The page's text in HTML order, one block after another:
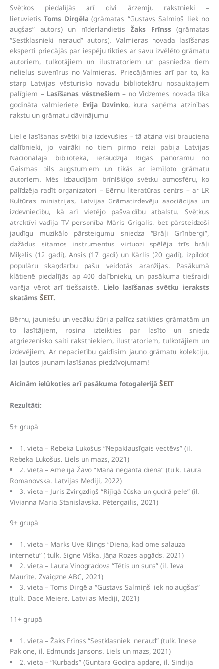
Svētkos piedalījās arī divi ārzemju rakstnieki –
lietuvietisToms Dirgēla(grāmatas “Gustavs Salmiņš liek no
augšas” autors) un nīderlandietis Žaks Frīnss (grāmatas
“Sestklasnieki neraud” autors). Valmieras novada lasīšanas
eksperti priecājās par iespēju tikties ar savu izvēlēto grāmatu
autoriem, tulkotājiem un ilustratoriem un pasniedza tiem
nelielus suvenīrus no Valmieras. Priecājāmies arī par to, ka
starp Latvijas vēsturisko novadu bibliotekāru nosauktajiem
palīgiem – Lasīšanas vēstnešiem– no Vidzemes novada tika
godināta valmieriete Evija Dzvinko, kura saņēma atzinības
rakstu un grāmatu dāvinājumu.
Lielie lasīšanas svētki bija izdevušies – tā atzina visi brauciena
dalībnieki, jo vairāki no tiem pirmo reizi pabija Latvijas
Nacionālajā bibliotēkā, ieraudzīja Rīgas panorāmu no
Gaismas pils augstumiem un tikās ar iemīļoto grāmatu
autoriem. Mēs izbaudījām brīnišķīgo svētku atmosfēru, ko
palīdzēja radīt organizatori – Bērnu literatūras centrs – ar LR
Kultūras ministrijas, Latvijas Grāmatizdevēju asociācijas un
izdevniecību, kā arī vietējo pašvaldību atbalstu. Svētkus
atraktīvi vadīja TV personība Māris Grigalis, bet pārsteidzoši
jaudīgu muzikālo pārsteigumu sniedza “Brāļi Grīnbergi”,
dažādus sitamos instrumentus virtuozi spēlēja trīs brāļi
Miķelis (12 gadi), Ansis (17 gadi) un Kārlis (20 gadi), izpildot
populāru skaņdarbu pašu veidotās aranžijas. Pasākumā
klātienē piedalījās ap 400 dalībnieku, un pasākuma tiešraidi
varēja vērot arī tiešsaistē. Lielo lasīšanas svētku ieraksts
skatāms ŠEIT.
Bērnu, jauniešu un vecāku žūrija palīdz satikties grāmatām un
to lasītājiem, rosina izteikties par lasīto un sniedz
atgriezenisko saiti rakstniekiem, ilustratoriem, tulkotājiem un
izdevējiem. Ar nepacietību gaidīsim jauno grāmatu kolekciju,
lai ļautos jaunam lasīšanas piedzīvojumam!
Aicinām ielūkoties arī pasākuma fotogalerijā ŠEIT
Rezultāti:
5+ grupā
1. vieta – Rebeka Lukošus “Nepaklausīgais vectēvs” (il.
Rebeka Lukošus. Liels un mazs, 2021)
2. vieta – Amēlija Žavo “Mana negantā diena” (tulk. Laura
Romanovska. Latvijas Mediji, 2022)
3. vieta – Juris Zvirgzdiņš “Rijīgā čūska un gudrā pele” (il.
Vivianna Maria Stanislavska. Pētergailis, 2021)
9+ grupā
1. vieta – Marks Uve Klings “Diena, kad ome salauza
internetu” ( tulk. Signe Viška. Jāņa Rozes apgāds, 2021)
2. vieta – Laura Vinogradova “Tētis un suns” (il. Ieva
Maurīte. Zvaigzne ABC, 2021)
3. vieta – Toms Dirgēla “Gustavs Salmiņš liek no augšas”
(tulk. Dace Meiere. Latvijas Mediji, 2021)
11+ grupā
1. vieta – Žaks Frīnss “Sestklasnieki neraud” (tulk. Inese
Paklone, il. Edmunds Jansons. Liels un mazs, 2021)
2. vieta – “Kurbads” (Guntara Godiņa apdare, il. Sindija